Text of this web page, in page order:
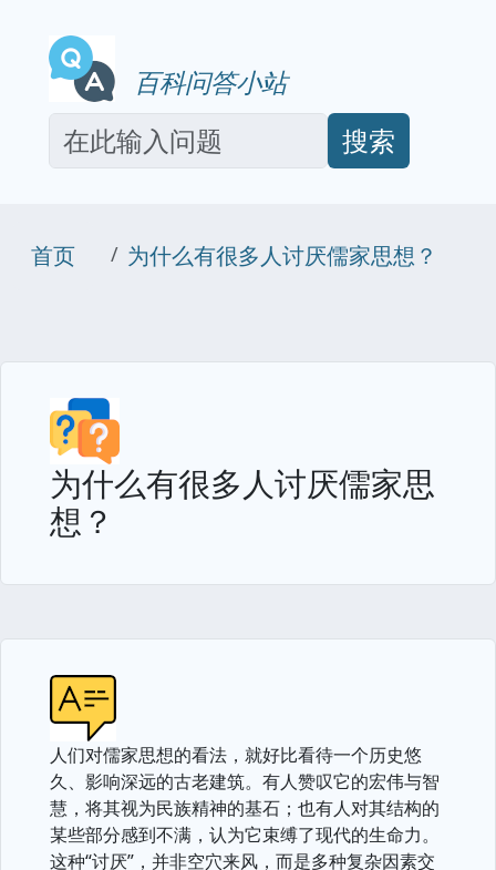
百科问答小站
搜索
首页 为什么有很多人讨厌儒家思想？
为什么有很多人讨厌儒家思
想？
人们对儒家思想的看法，就好比看待一个历史悠
久、影响深远的古老建筑。有人赞叹它的宏伟与智
慧，将其视为民族精神的基石；也有人对其结构的
某些部分感到不满，认为它束缚了现代的生命力。
这种“讨厌”，并非空穴来风，而是多种复杂因素交